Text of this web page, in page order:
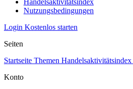
Handelsaktivitätsindex
Nutzungsbedingungen
Login Kostenlos starten
Seiten
Startseite Themen Handelsaktivitätsindex
Konto